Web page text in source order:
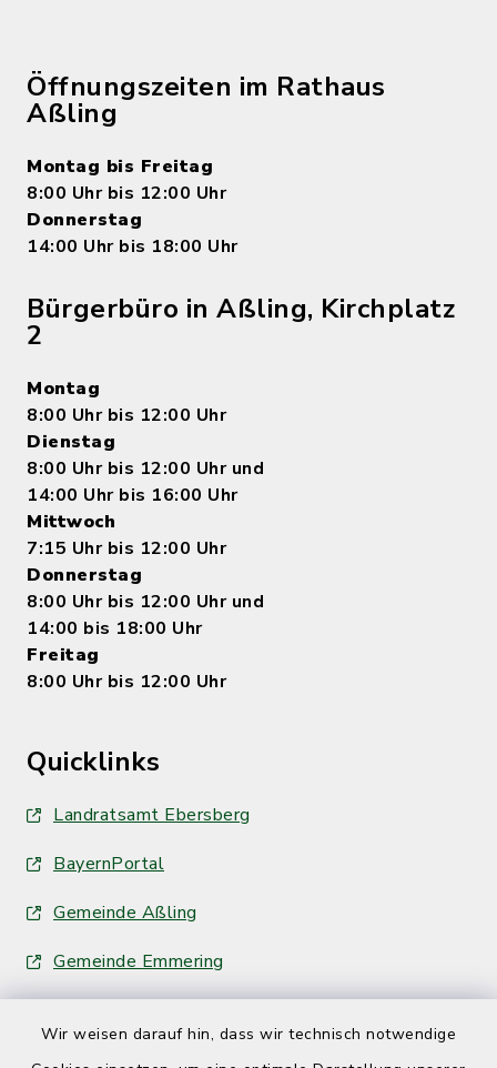
Wir weisen darauf hin, dass wir technisch notwendige
Öffnungszeiten im Rathaus
Aßling
Montag bis Freitag
8:00 Uhr bis 12:00 Uhr
Donnerstag
14:00 Uhr bis 18:00 Uhr
Bürgerbüro in Aßling, Kirchplatz
2
Montag
8:00 Uhr bis 12:00 Uhr
Dienstag
8:00 Uhr bis 12:00 Uhr und
14:00 Uhr bis 16:00 Uhr
Mittwoch
7:15 Uhr bis 12:00 Uhr
Donnerstag
8:00 Uhr bis 12:00 Uhr und
14:00 bis 18:00 Uhr
Freitag
8:00 Uhr bis 12:00 Uhr
Quicklinks
Landratsamt Ebersberg
BayernPortal
Gemeinde Aßling
Gemeinde Emmering